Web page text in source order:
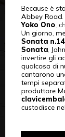
Because è
Abbey Road.
Yoko Ono,
Un giorno,
Sonata
Sonata,
invertire gli
qualcosa di
cantarono
tempi
produttore
custodisce